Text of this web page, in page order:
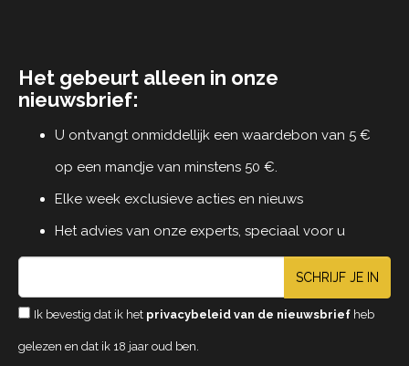
Het gebeurt alleen in onze
nieuwsbrief:
U ontvangt onmiddellijk een waardebon van 5 €
op een mandje van minstens 50 €.
Elke week exclusieve acties en nieuws
Het advies van onze experts, speciaal voor u
SCHRIJF JE IN
Ik bevestig dat ik het privacybeleid van de nieuwsbrief heb
gelezen en dat ik 18 jaar oud ben.